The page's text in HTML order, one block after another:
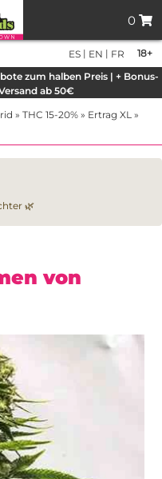
0
18+
ES | EN | FR
zum halben Preis | + Bonus-
ab 50€
» THC 15-20% » Ertrag XL »
🌿
von